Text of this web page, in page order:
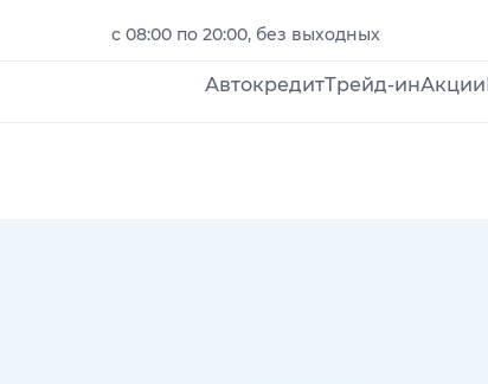
с 08:00 по 20:00, без выходных
АвтокредитТрейд-инАкции